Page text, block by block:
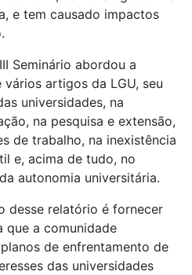
e tem causado impactos
Seminário abordou a
artigos da LGU, seu
universidades, na
na pesquisa e extensão,
de trabalho, na inexistência
e, acima de tudo, no
autonomia universitária.
desse relatório é fornecer
que a comunidade
de enfrentamento de
das universidades